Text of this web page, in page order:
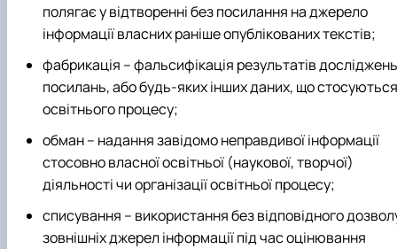
полягає у відтворенні без посилання на джерело
інформації власних раніше опублікованих текстів;
фабрикація – фальсифікація результатів
посилань, або будь-яких інших даних, що стосуються
освітнього процесу;
обман – надання завідомо неправдивої інформації
стосовно власної освітньої (наукової, творчої)
діяльності чи організації освітньої процесу;
списування – використання без відповідного
зовнішніх джерел інформації під час оцінювання